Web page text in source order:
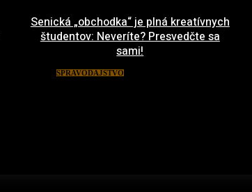
Senická „obchodka“ je plná kreatívnych
študentov: Neveríte? Presvedčte sa
sami!
SPRAVODAJSTVO